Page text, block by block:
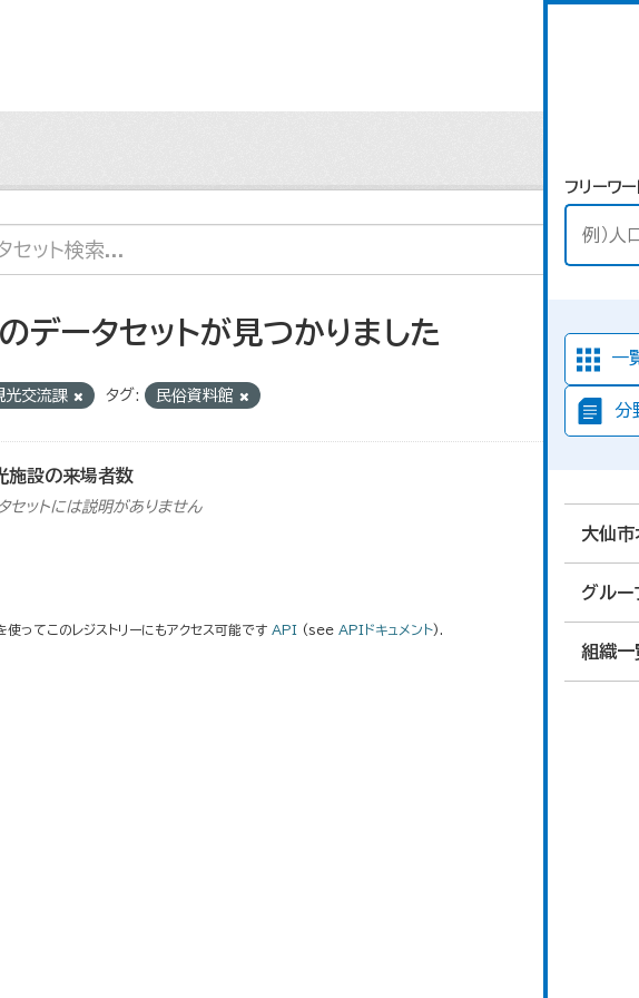
フリーワ
一
分
大仙市
グルー
組織一
データセットが見つかりました
光交流課 タグ: 民俗資料館
施設の来場者数
セットには説明がありません
ってこのレジストリーにもアクセス可能です API (see APIドキュメント).